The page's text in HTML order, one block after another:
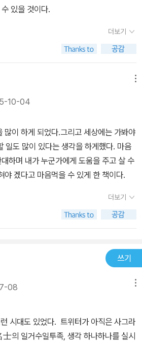
있을 것이다.
더보기
10-04
많이 하게 되었다.그리고 세상에는 가봐야
일도 많이 있다는 생각을 하게했다. 마음
하며 내가 누군가에게 도움을 주고 살 수
야 겠다고 마음먹을 수 있게 한 책이다.
더보기
쓰기
08
시대도 있었다. 트위터가 아직은 사그라
의 일거수일투족, 생각 하나하나를 실시